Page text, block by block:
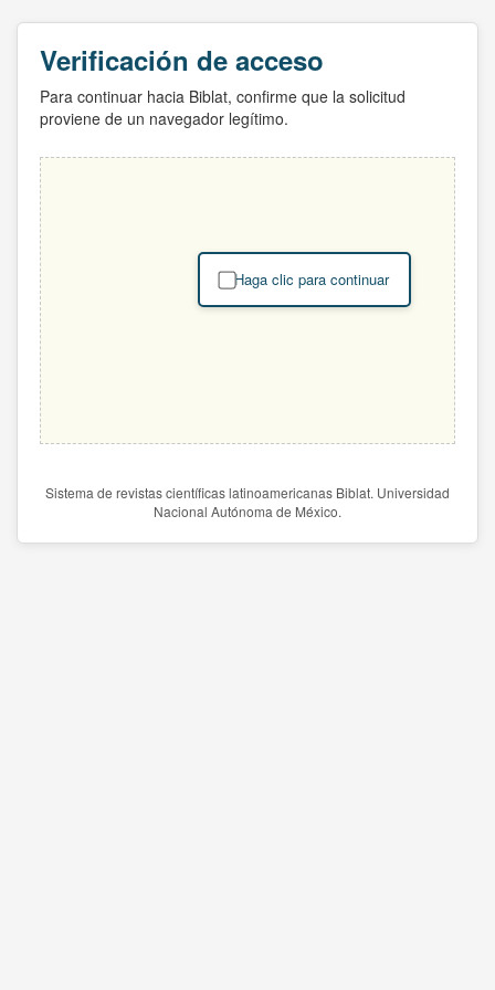
Verificación de acceso
Para continuar hacia Biblat, confirme que la solicitud
proviene de un navegador legítimo.
Haga clic para continuar
Sistema de revistas científicas latinoamericanas Biblat. Universidad
Nacional Autónoma de México.